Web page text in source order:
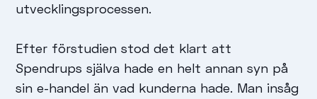
utvecklingsprocessen.
Efter förstudien stod det klart att
Spendrups själva hade en helt annan syn på
sin e-handel än vad kunderna hade. Man insåg